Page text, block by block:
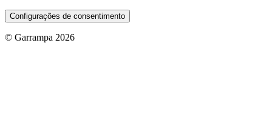
Configurações de consentimento
© Garrampa 2026